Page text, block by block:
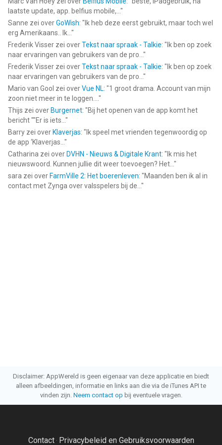
laatste update, app. belfius mobile,... "
Sanne zei overGoWish: " Ik heb deze eerst gebruikt, maar toch wel
erg Amerikaans.. Ik... "
Frederik Visser zei overTekst naar spraak - Talkie: " Ik ben op zoek
naar ervaringen van gebruikers van de pro... "
Frederik Visser zei overTekst naar spraak - Talkie: " Ik ben op zoek
naar ervaringen van gebruikers van de pro... "
Mario van Gool zei overVue NL: "1 groot drama. Account van mijn
zoon niet meer in te loggen.... "
Thijs zei over Burgernet: "Bij het openen van de app komt het
bericht ""Er is iets... "
Barry zei over Klaverjas: " Ik speel met vrienden tegenwoordig op
de app ‘Klaverjas... "
Catharina zei over DVHN - Nieuws & Digitale Krant: " Ik mis het
nieuwswoord. Kunnen jullie dit weer toevoegen? Het... "
sara zei over FarmVille 2: Het boerenleven: "Maanden ben ik al in
contact met Zynga over valsspelers bij de... "
Disclaimer: AppWereld is geen eigenaar van deze applicatie en biedt
alleen afbeeldingen, informatie en links aan die via de iTunes API te
vinden zijn. Neem contact op bij eventuele vragen.
Contact· Privacybeleid en Gebruiksvoorwaarden